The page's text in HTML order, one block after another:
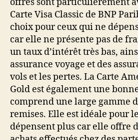
offres sont particulièrement
Carte Visa Classic de BNP
choix pour ceux qui ne
car elle ne présente pas de
un taux d’intérêt très bas,
assurance voyage et des
vols et les pertes. La Carte
Gold est également une
comprend une large gamme
remises. Elle est idéale pour
dépensent plus car elle offre